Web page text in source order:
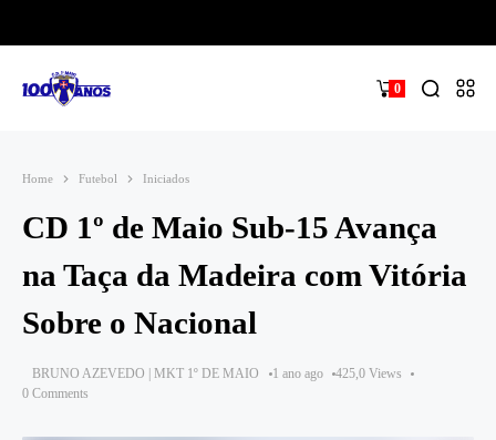
0
Home Futebol Iniciados
CD 1º de Maio Sub-15 Avança
na Taça da Madeira com Vitória
Sobre o Nacional
BRUNO AZEVEDO | MKT 1º DE MAIO 1 ano ago
425,0 Views
0 Comments